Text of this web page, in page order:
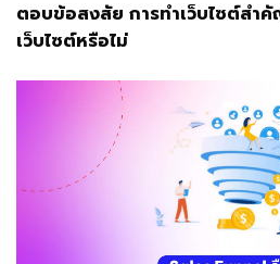
ตอบข้อสงสัย การทำเว็บไซต์สำ
เว็บไซต์หรือไม่